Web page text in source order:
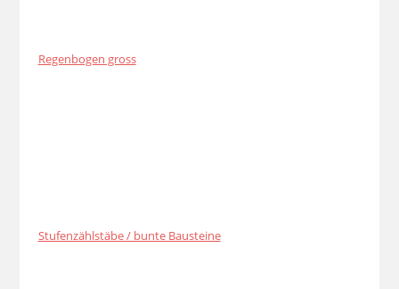
Regenbogen gross
Stufenzählstäbe / bunte Bausteine